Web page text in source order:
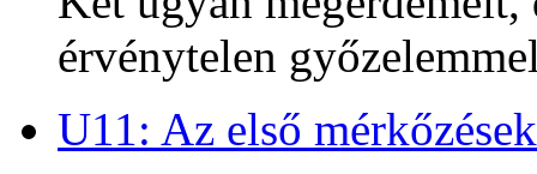
érvénytelen
U11: Az első mérkőzések